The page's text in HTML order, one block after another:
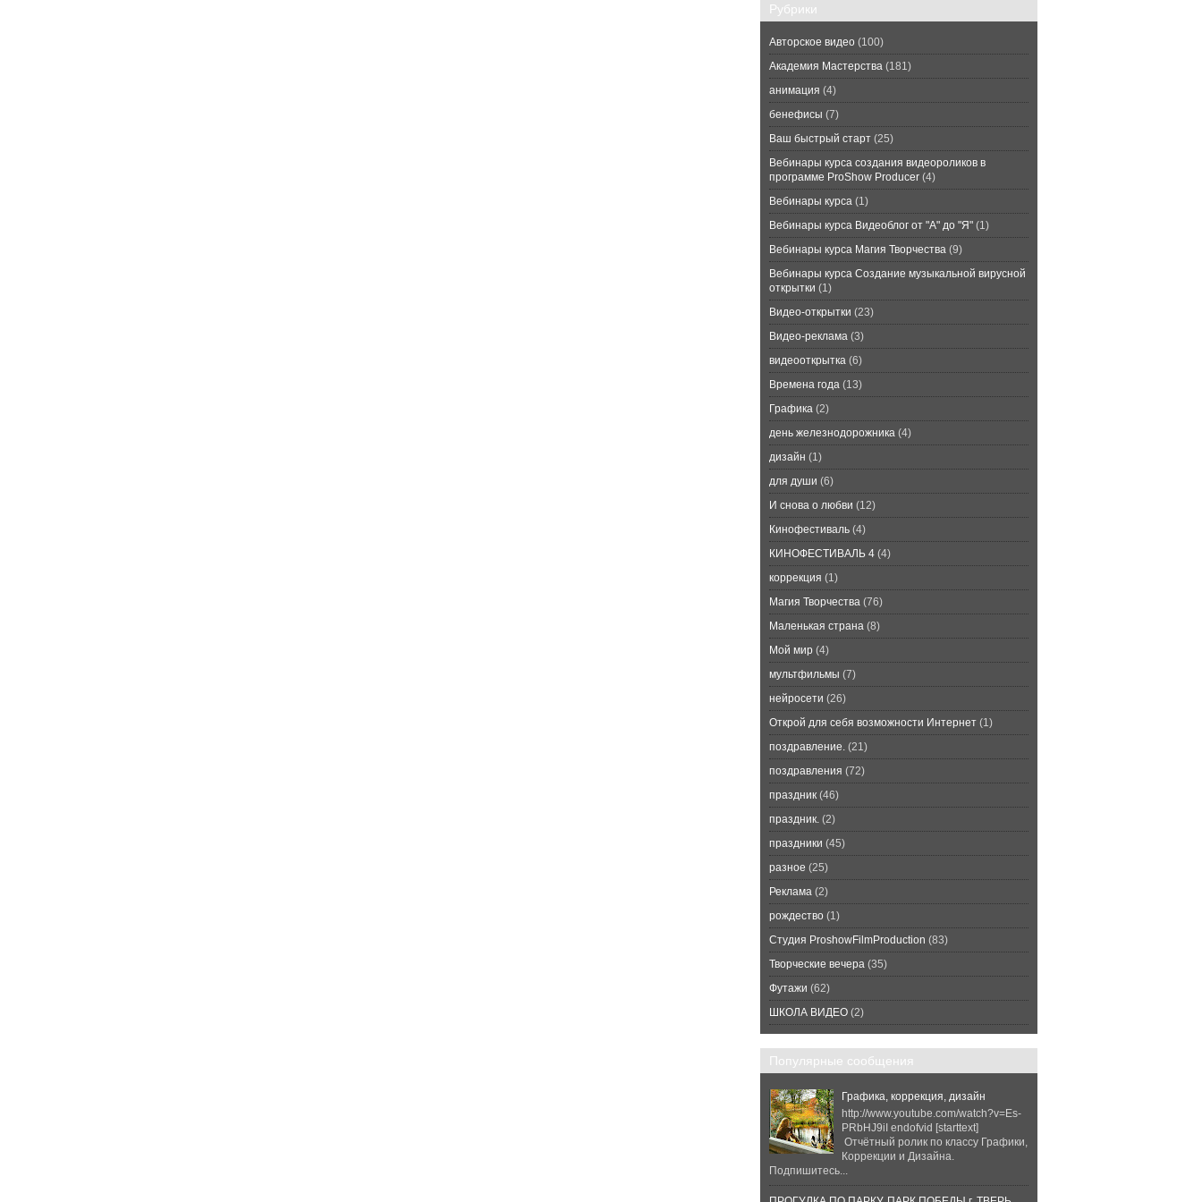
Рубрики
Авторское видео (100)
Академия Мастерства (181)
анимация (4)
бенефисы (7)
Ваш быстрый старт (25)
Вебинары курса создания видеороликов в
программе ProShow Producer (4)
Вебинары курса (1)
Вебинары курса Видеоблог от "А" до "Я" (1)
Вебинары курса Магия Творчества (9)
Вебинары курса Создание музыкальной вирусной
открытки (1)
Видео-открытки (23)
Видео-реклама (3)
видеооткрытка (6)
Времена года (13)
Графика (2)
день железнодорожника (4)
дизайн (1)
для души (6)
И снова о любви (12)
Кинофестиваль (4)
КИНОФЕСТИВАЛЬ 4 (4)
коррекция (1)
Магия Творчества (76)
Маленькая страна (8)
Мой мир (4)
мультфильмы (7)
нейросети (26)
Открой для себя возможности Интернет (1)
поздравление. (21)
поздравления (72)
праздник (46)
праздник. (2)
праздники (45)
разное (25)
Реклама (2)
рождество (1)
Студия ProshowFilmProduction (83)
Творческие вечера (35)
Футажи (62)
ШКОЛА ВИДЕО (2)
Популярные сообщения
Графика, коррекция, дизайн
http://www.youtube.com/watch?v=Es-
PRbHJ9iI endofvid [starttext]
Отчётный ролик по классу Графики,
Коррекции и Дизайна.
Подпишитесь...